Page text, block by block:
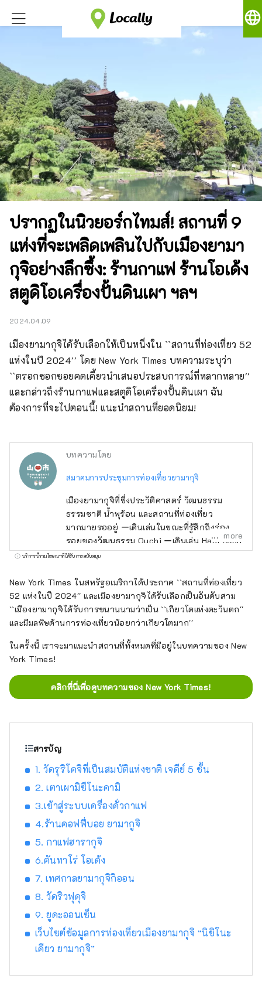
language
ปรากฏในนิวยอร์กไทมส์! สถานที่ 9
แห่งที่จะเพลิดเพลินไปกับเมืองยามา
กุจิอย่างลึกซึ้ง: ร้านกาแฟ ร้านโอเด้ง
สตูดิโอเครื่องปั้นดินเผา ฯลฯ
2024.04.09
เมืองยามากุจิได้รับเลือกให้เป็นหนึ่งใน ``สถานที่ท่องเที่ยว 52
แห่งในปี 2024'' โดย New York Times บทความระบุว่า
``ตรอกซอกซอยคดเคี้ยวนำเสนอประสบการณ์ที่หลากหลาย''
และกล่าวถึงร้านกาแฟและสตูดิโอเครื่องปั้นดินเผา ฉัน
ต้องการที่จะไปตอนนี้! แนะนำสถานที่ยอดนิยม!
บทความโดย
สมาคมการประชุมการท่องเที่ยวยามากุจิ
เมืองยามากุจิที่ซึ่งประวัติศาสตร์ วัฒนธรรม
ธรรมชาติ น้ำพุร้อน และสถานที่ท่องเที่ยว
มากมายรออยู่ ーเดินเล่นในขณะที่รู้สึกถึงร่อง
รอยของวัฒนธรรม Ouchi ーเดินเล่น Hagi Okan
ถนนสายประวัติศาสตร์กันเถอะ ーไปดู SL
เพลิดเพลินไปกับธรรมชาติอันยิ่งใหญ่ของเทือก
เขา Chugoku ทางทิศเหนือและทะเล Seto
Inland Sea ทางทิศใต้ เมื่อคุณเยี่ยมชมสถานที่ที่
คุณถูกดึงดูด เห็น รู้สึก และสัมผัสกับมัน ไปเที่ยว
more
บริการนี้รวมโฆษณาที่ได้รับการสนับสนุน
New York Times ในสหรัฐอเมริกาได้ประกาศ ``สถานที่ท่องเที่ยว
52 แห่งในปี 2024'' และเมืองยามากุจิได้รับเลือกเป็นอันดับสาม
``เมืองยามากุจิได้รับการขนานนามว่าเป็น ``เกียวโตแห่งตะวันตก''
และมีมลพิษด้านการท่องเที่ยวน้อยกว่าเกียวโตมาก''
ในครั้งนี้ เราจะมาแนะนำสถานที่ทั้งหมดที่มีอยู่ในบทความของ New
York Times!
คลิกที่นี่เพื่อดูบทความของ New York Times!
สารบัญ
1. วัดรุริโคจิที่เป็นสมบัติแห่งชาติ เจดีย์ 5 ชั้น
2. เตาเผามิซึโนะคามิ
3.เข้าสู่ระบบเครื่องคั่วกาแฟ
4.ร้านคอฟฟี่บอย ยามากูจิ
5. กาแฟฮารากุจิ
6.คันทาโร่ โอเด้ง
7. เทศกาลยามากุจิกิออน
8. วัดริวฟุคุจิ
9. ยูดะออนเซ็น
เว็บไซต์ข้อมูลการท่องเที่ยวเมืองยามากุจิ “นิชิโนะ
เคียว ยามากุจิ”